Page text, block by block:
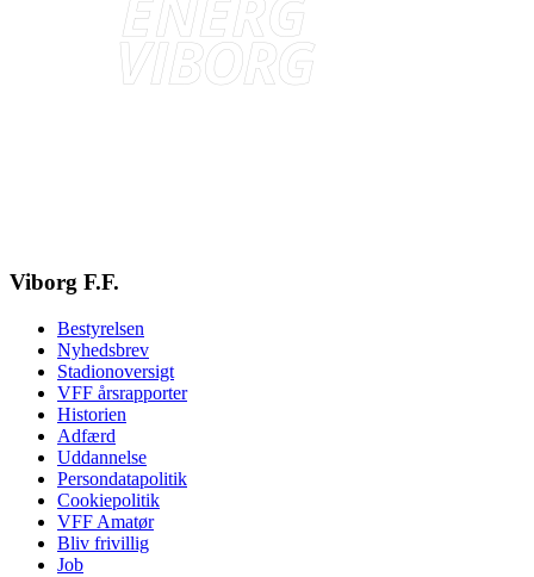
Viborg F.F.
Bestyrelsen
Nyhedsbrev
Stadionoversigt
VFF årsrapporter
Historien
Adfærd
Uddannelse
Persondatapolitik
Cookiepolitik
VFF Amatør
Bliv frivillig
Job